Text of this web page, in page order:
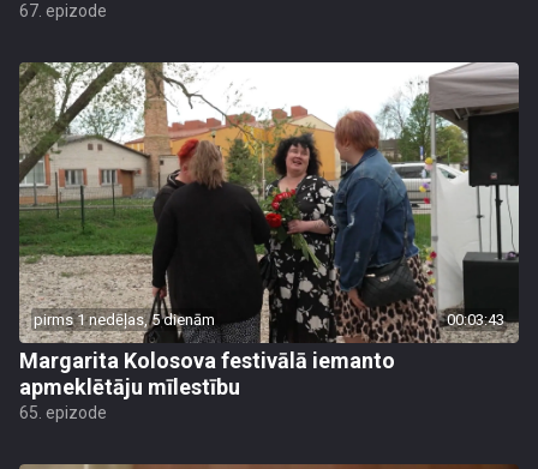
67. epizode
pirms 1 nedēļas, 5 dienām 00:03:43
Margarita Kolosova festivālā iemanto
apmeklētāju mīlestību
65. epizode